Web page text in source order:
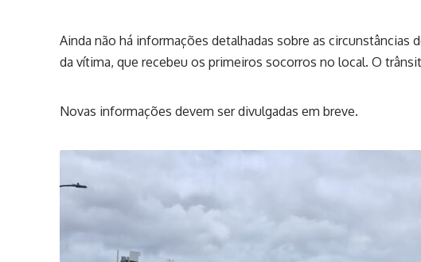
Ainda não há informações detalhadas sobre as circunstâncias
da vítima, que recebeu os primeiros socorros no local. O
Novas informações devem ser divulgadas em breve.